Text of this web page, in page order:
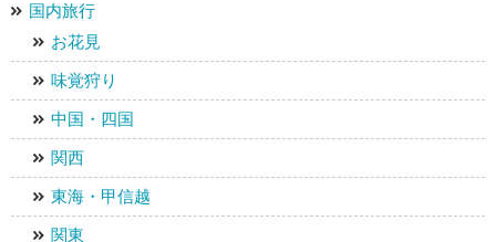
国内旅行
お花見
味覚狩り
中国・四国
関西
東海・甲信越
関東